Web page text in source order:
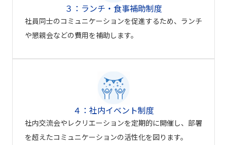
３：ランチ・食事補助制度
社員同士のコミュニケーションを促進するため、ランチ
や懇親会などの費用を補助します。
４：社内イベント制度
社内交流会やレクリエーションを定期的に開催し、部署
を超えたコミュニケーションの活性化を図ります。